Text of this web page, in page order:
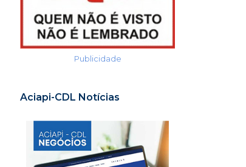
Publicidade
Aciapi-CDL Notícias